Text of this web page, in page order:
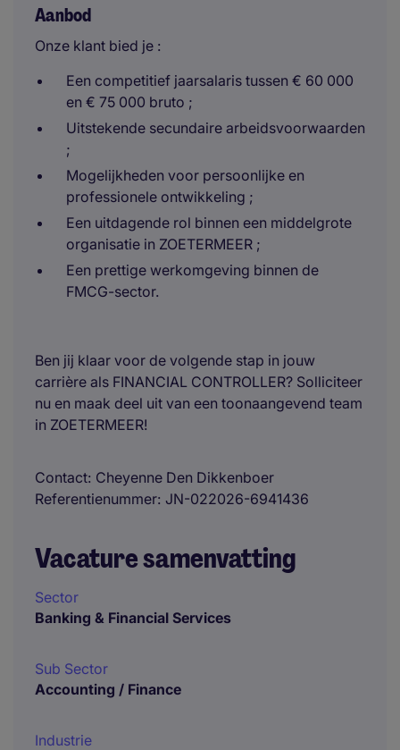
Aanbod
Onze klant bied je :
Een competitief jaarsalaris tussen € 60 000
en € 75 000 bruto ;
Uitstekende secundaire arbeidsvoorwaarden
;
Mogelijkheden voor persoonlijke en
professionele ontwikkeling ;
Een uitdagende rol binnen een middelgrote
organisatie in ZOETERMEER ;
Een prettige werkomgeving binnen de
FMCG-sector.
Ben jij klaar voor de volgende stap in jouw
carrière als FINANCIAL CONTROLLER? Solliciteer
nu en maak deel uit van een toonaangevend team
in ZOETERMEER!
Contact Cheyenne Den Dikkenboer
Referentienummer JN-022026-6941436
Vacature samenvatting
Sector
Banking & Financial Services
Sub Sector
Accounting / Finance
Industrie